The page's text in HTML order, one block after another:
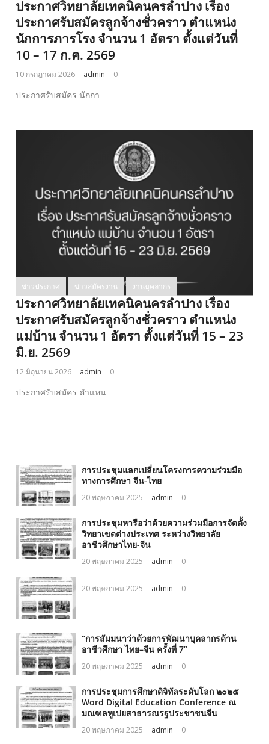
ประกาศวิทยาลัยเทคนิคนครลำปาง เรื่อง
ประกาศรับสมัครลูกจ้างชั่วคราว ตำแหน่ง
นักการภารโรง จำนวน 1 อัตรา ตั้งแต่วันที่
10 – 17 ก.ค. 2569
10 กรกฎาคม 2026 admin 0
ประกาศรับสมัคร นักกา
ข่าวประกาศ ข่าวสมัครงาน งานบุคลากร
ประกาศวิทยาลัยเทคนิคนครลำปาง เรื่อง
ประกาศรับสมัครลูกจ้างชั่วคราว ตำแหน่ง
แม่บ้าน จำนวน 1 อัตรา ตั้งแต่วันที่ 15 – 23
มิ.ย. 2569
12 มิถุนายน 2026 admin 0
ประกาศรับสมัคร ตำแหน
การประชุมแลกเปลี่ยนโครงการความร่วมมือ
ทางการศึกษา จีน-ไทย
20 พฤษภาคม 2025 admin 0
การประชุมหารือว่าด้วยความร่วมมือการจัดตั้ง
วิทยาเขตต่างประเทศ ระหว่างวิทยาลัย
อาชีวศึกษาไทย-จีน
20 พฤษภาคม 2025 admin 0
20 พฤษภาคม 2025 admin 0
“การสัมมนาว่าด้วยการพัฒนาบุคลากรด้าน
อาชีวศึกษา ไทย–จีน ครั้งที่ 7”
20 พฤษภาคม 2025 admin 0
การประชุมการศึกษาดิจิทัลระดับโลก ๒๐๒๕
Word Digital Education Conference ณ
มณฑลหูเปยสาธารณรฐประชาชนจีน
20 พฤษภาคม 2025 admin 0